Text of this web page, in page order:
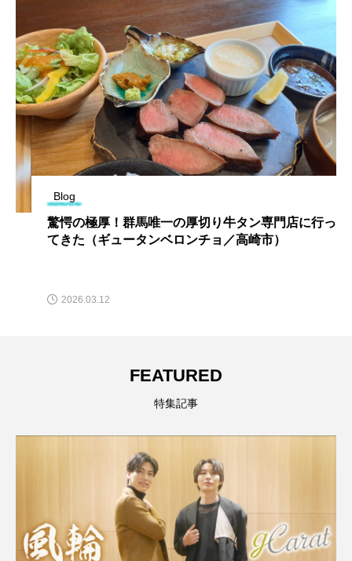
Blog
驚愕の極厚！群馬唯一の厚切り牛タン専門店に行っ
てきた（ギュータンベロンチョ／高崎市）
2026.03.12
FEATURED
特集記事